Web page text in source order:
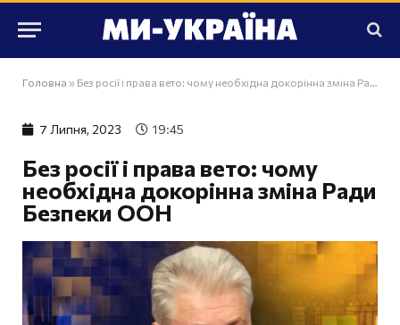
Головна » Без росії і права вето: чому необхідна докорінна зміна Ради Безпеки ООН
7 Липня, 2023 19:45
Без росії і права вето: чому
необхідна докорінна зміна Ради
Безпеки ООН